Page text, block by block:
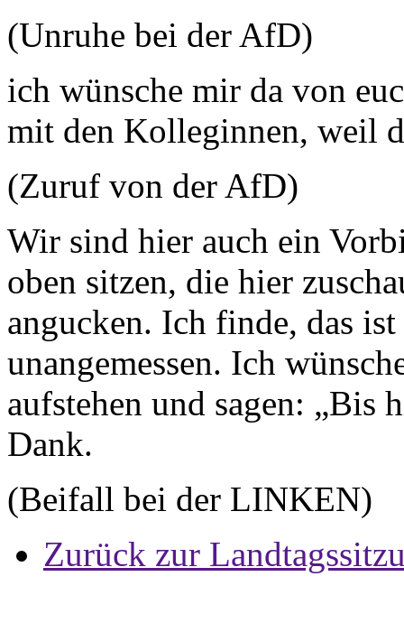
(Unruhe bei der AfD)
ich wünsche mir da von
mit den Kolleginnen, weil
(Zuruf von der AfD)
Wir sind hier auch ein
oben sitzen, die hier
angucken. Ich finde, das
unangemessen. Ich
aufstehen und sagen:
Dank.
(Beifall bei der LINKEN)
Zurück zur